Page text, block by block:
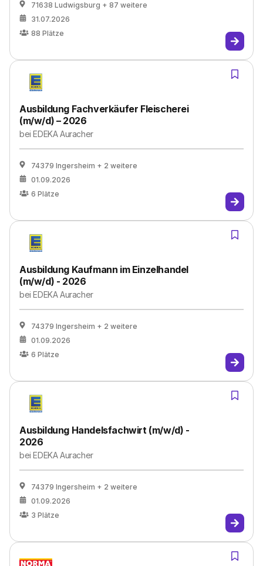
71638 Ludwigsburg + 87 weitere
31.07.2026
88 Plätze
Ausbildung Fachverkäufer Fleischerei
(m/w/d) – 2026
beiEDEKA Auracher
74379 Ingersheim + 2 weitere
01.09.2026
6 Plätze
Ausbildung Kaufmann im Einzelhandel
(m/w/d) - 2026
beiEDEKA Auracher
74379 Ingersheim + 2 weitere
01.09.2026
6 Plätze
Ausbildung Handelsfachwirt (m/w/d) -
2026
beiEDEKA Auracher
74379 Ingersheim + 2 weitere
01.09.2026
3 Plätze